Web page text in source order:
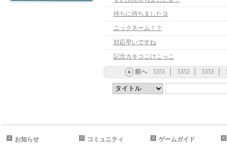
待ちに待ちましたヨ
ニックネーム！？
対応早いですね
記念カキコこけこっこ
前へ 5351 5352 5353
お知らせ コミュニティ ゲームガイド